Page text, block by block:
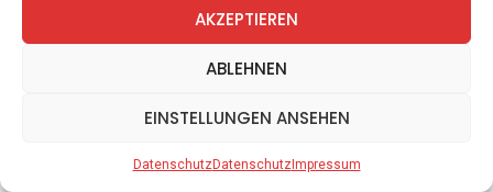
AKZEPTIEREN
ABLEHNEN
EINSTELLUNGEN ANSEHEN
DatenschutzDatenschutzImpressum